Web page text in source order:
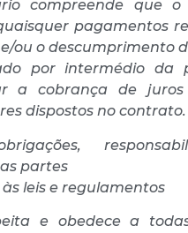
compreende que
pagamentos
e/ou o descumprimento
por intermédio da
a cobrança de
dispostos no contrato.
partes
às leis e regulamentos
e obedece a